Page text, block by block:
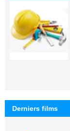
Derniers films